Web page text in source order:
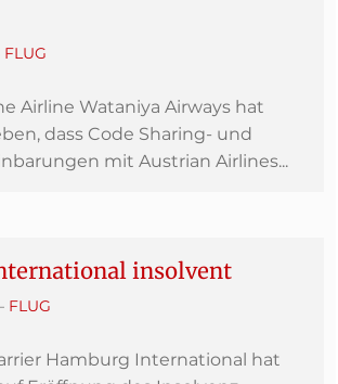
FLUG
Airline Wataniya Airways hat
dass Code Sharing- und
mit Austrian Airlines...
insolvent
FLUG
Hamburg International hat